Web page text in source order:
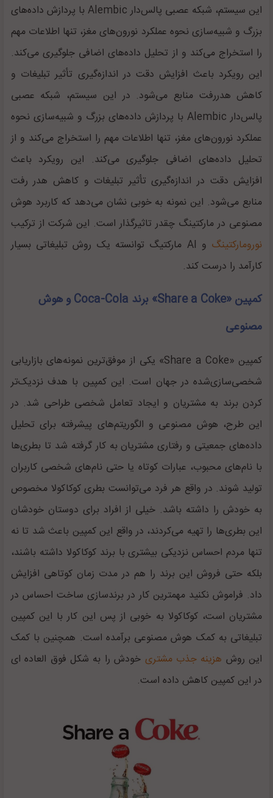
این سیستم، شبکه عصبی پالس‌دار Alembic با پردازش داده‌های
بزرگ و شبیه‌سازی نحوه عملکرد نورون‌های مغز، تنها اطلاعات مهم
را استخراج می‌کند و از تحلیل داده‌های اضافی جلوگیری می‌کند.
این رویکرد باعث افزایش دقت در اندازه‌گیری تأثیر تبلیغات و
کاهش هدررفت منابع می‌شود. در این سیستم، شبکه عصبی
پالس‌دار Alembic با پردازش داده‌های بزرگ و شبیه‌سازی نحوه
عملکرد نورون‌های مغز، تنها اطلاعات مهم را استخراج می‌کند و از
تحلیل داده‌های اضافی جلوگیری می‌کند. این رویکرد باعث
افزایش دقت در اندازه‌گیری تأثیر تبلیغات و کاهش هدر رفت
منابع می‌شود. این نمونه به خوبی نشان می‌دهد که کاربرد هوش
مصنوعی در مارکتینگ چقدر تاثیرگذار است. این شرکت از ترکیب
نورومارکتینگ
و AI مارکتیگ توانسته یک روش تبلیغاتی بسیار
کارآمد را درست کند.
کمپین «Share a Coke» برند Coca-Cola و هوش
مصنوعی
کمپین «Share a Coke» یکی از موفق‌ترین نمونه‌های بازاریابی
شخصی‌سازی‌شده در جهان است. این کمپین با هدف نزدیک‌تر
کردن برند به مشتریان و ایجاد تعامل شخصی طراحی شد. در
این طرح، هوش مصنوعی و الگوریتم‌های پیشرفته برای تحلیل
داده‌های جمعیتی و رفتاری مشتریان به کار گرفته شد تا بطری‌ها
با نام‌های محبوب، عبارات کوتاه یا حتی نام‌های شخصی کاربران
تولید شوند. در واقع هر فرد می‌توانست بطری کوکاکولا مخصوص
به خودش را داشته باشد. خیلی از افراد برای دوستان خودشان
این بطری‌ها را تهیه می‌کردند، در واقع این کمپین باعث شد تا نه
تنها مردم احساس نزدیکی بیشتری با برند کوکاکولا داشته باشند،
بلکه حتی فروش این برند را هم در مدت زمان کوتاهی افزایش
داد. فراموش نکنید مهمترین کار در برندسازی ساخت احساس در
مشتریان است، کوکاکولا به خوبی از پس این کار با این کمپین
تبلیغاتی به کمک هوش مصنوعی برآمده است. همچنین با کمک
این روش هزینه جذب مشتری خودش را به شکل فوق العاده ای
در این کمپین کاهش داده است.